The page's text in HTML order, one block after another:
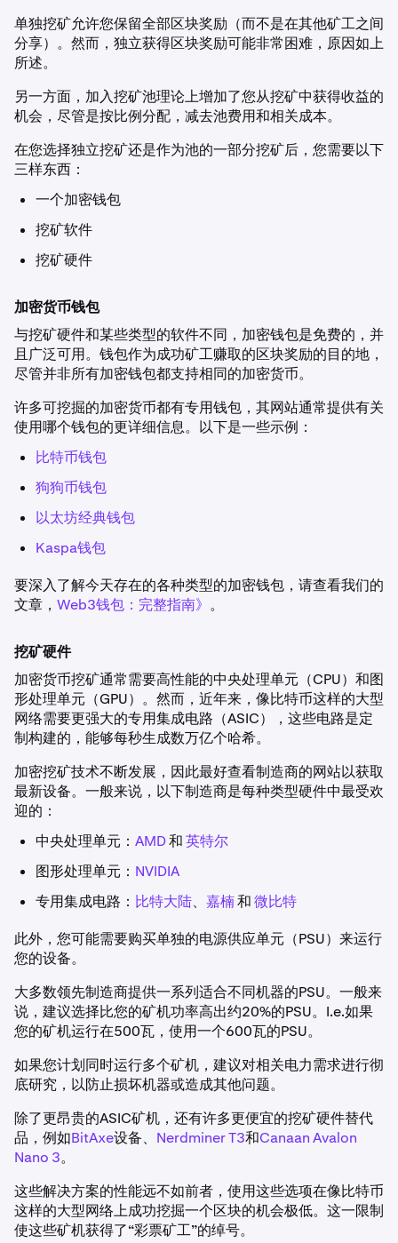
单独挖矿允许您保留全部区块奖励（而不是在其他矿工之间
分享）。然而，独立获得区块奖励可能非常困难，原因如上
所述。
另一方面，加入挖矿池理论上增加了您从挖矿中获得收益的
机会，尽管是按比例分配，减去池费用和相关成本。
在您选择独立挖矿还是作为池的一部分挖矿后，您需要以下
三样东西：
一个加密钱包
挖矿软件
挖矿硬件
加密货币钱包
与挖矿硬件和某些类型的软件不同，加密钱包是免费的，并
且广泛可用。钱包作为成功矿工赚取的区块奖励的目的地，
尽管并非所有加密钱包都支持相同的加密货币。
许多可挖掘的加密货币都有专用钱包，其网站通常提供有关
使用哪个钱包的更详细信息。以下是一些示例：
比特币钱包
狗狗币钱包
以太坊经典钱包
Kaspa钱包
要深入了解今天存在的各种类型的加密钱包，请查看我们的
文章， Web3钱包：完整指南》 。
挖矿硬件
加密货币挖矿通常需要高性能的中央处理单元（CPU）和图
形处理单元（GPU）。然而，近年来，像比特币这样的大型
网络需要更强大的专用集成电路（ASIC），这些电路是定
制构建的，能够每秒生成数万亿个哈希。
加密挖矿技术不断发展，因此最好查看制造商的网站以获取
最新设备。一般来说，以下制造商是每种类型硬件中最受欢
迎的：
中央处理单元： AMD和英特尔
图形处理单元： NVIDIA
专用集成电路： 比特大陆、 嘉楠和微比特
此外，您可能需要购买单独的电源供应单元（PSU）来运行
您的设备。
大多数领先制造商提供一系列适合不同机器的PSU。一般来
说，建议选择比您的矿机功率高出约20%的PSU。I.e.如果
您的矿机运行在500瓦，使用一个600瓦的PSU。
如果您计划同时运行多个矿机，建议对相关电力需求进行彻
底研究，以防止损坏机器或造成其他问题。
除了更昂贵的ASIC矿机，还有许多更便宜的挖矿硬件替代
品，例如BitAxe设备、 Nerdminer T3和Canaan Avalon
Nano 3。
这些解决方案的性能远不如前者，使用这些选项在像比特币
这样的大型网络上成功挖掘一个区块的机会极低。这一限制
使这些矿机获得了“彩票矿工”的绰号。